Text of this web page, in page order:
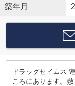
築年月
ドラッグセイムス
ころにあります。